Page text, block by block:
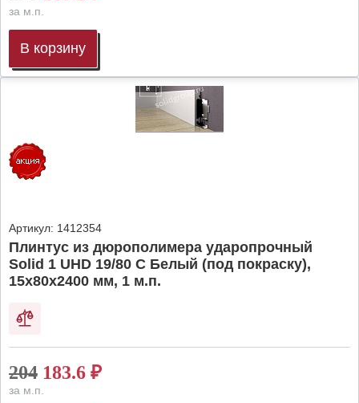
за м.п.
В корзину
Артикул: 1412354
Плинтус из дюрополимера ударопрочный
Solid 1 UHD 19/80 C Белый (под покраску),
15х80х2400 мм, 1 м.п.
204 183.6 ₽
за м.п.